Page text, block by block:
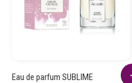
Eau de parfum SUBLIME